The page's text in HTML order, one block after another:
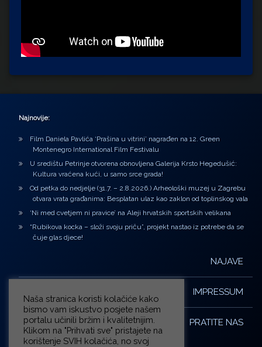
Najnovije:
Film Daniela Pavlića ‘Prašina u vitrini’ nagrađen na 12. Green
Montenegro International Film Festivalu
U središtu Petrinje otvorena obnovljena Galerija Krsto Hegedušić:
Kultura vraćena kući, u samo srce grada!
Od petka do nedjelje (31.7. – 2.8.2026.) Arheološki muzej u Zagrebu
otvara vrata građanima: Besplatan ulaz kao zaklon od toplinskog vala
‘Ni med cvetjem ni pravice’ na Aleji hrvatskih sportskih velikana
“Rubikova kocka – složi svoju priču”, projekt nastao iz potrebe da se
čuje glas djece!
NAJAVE
IMPRESSUM
PRATITE NAS
Naša stranica koristi kolačiće kako
bismo vam iskustvo posjete našem
portalu učinili bržim i kvalitetnijim.
Klikom na "Prihvati sve" pristajete na
korištenje SVIH kolačića, no svoj